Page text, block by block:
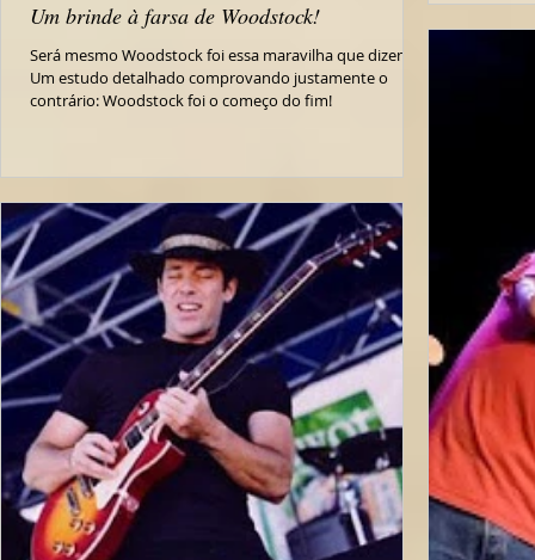
Um brinde à farsa de Woodstock!
Será mesmo Woodstock foi essa maravilha que dizem?
Um estudo detalhado comprovando justamente o
contrário: Woodstock foi o começo do fim!